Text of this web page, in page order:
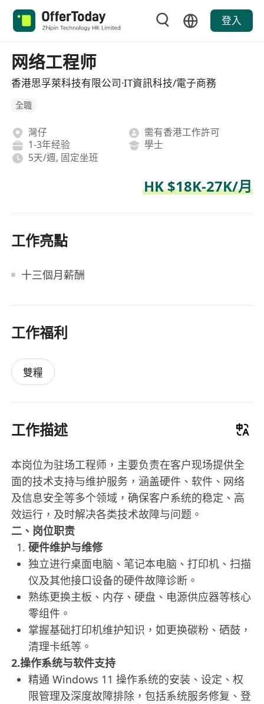
登入
网络工程师
香港思孚萊科技有限公司·IT資訊科技/電子商務
全職
灣仔
需有香港工作許可
1-3年经验
學士
5天/週, 固定坐班
HK $18K-27K/月
工作亮點
十三個月薪酬
工作福利
雙糧
工作描述
本岗位为驻场工程师，主要负责在客户现场提供全
面的技术支持与维护服务，涵盖硬件、软件、网络
及信息安全等多个领域，确保客户系统的稳定、高
效运行，及时解决各类技术故障与问题。
二、岗位职责
硬件维护与维修
独立进行桌面电脑、笔记本电脑、打印机、扫描
仪及其他接口设备的硬件故障诊断。
熟练更换主板、内存、硬盘、电源供应器等核心
零组件。
掌握基础打印机维护知识，如更换碳粉、硒鼓，
清理卡纸等。
2.操作系统与软件支持
精通 Windows 11 操作系统的安装、设定、权
限管理及深度故障排除，包括系统服务修复、登